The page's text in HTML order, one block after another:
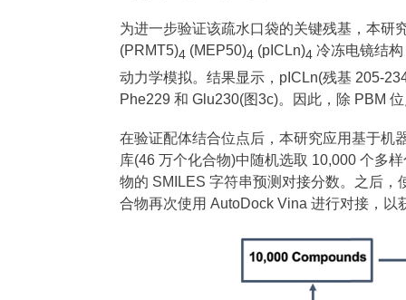
为进一步验证该疏水口袋的关键残基，本研
(PRMT5)4 (MEP50)4 (pICLn)4 冷冻电镜结
动力学模拟。结果显示，pICLn(残基 205-
Phe229 和 Glu230(图3c)。因此，除 PBM
在验证配体结合位点后，本研究应用基于机
库(46 万个化合物)中随机选取 10,000 个多
物的 SMILES 字符串预测对接分数。之后
合物再次使用 AutoDock Vina 进行对接，